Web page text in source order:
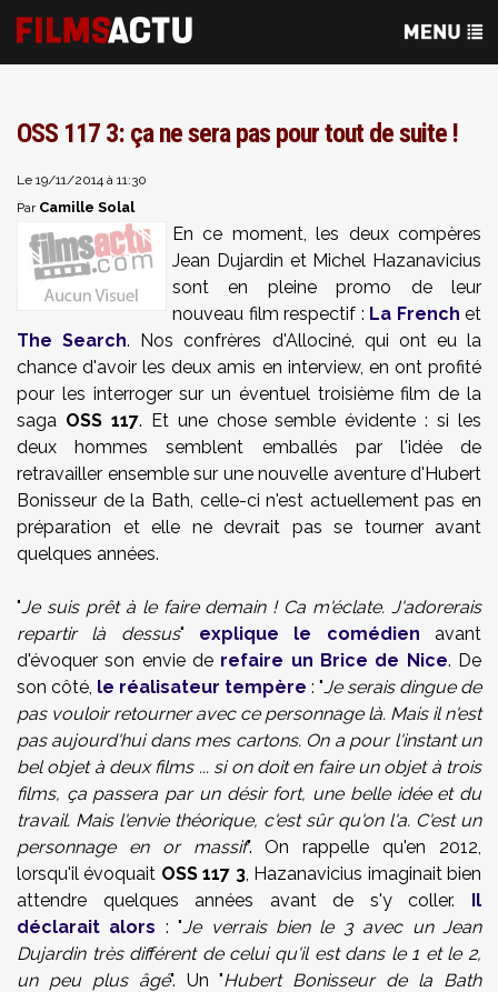
OSS 117 3: ça ne sera pas pour tout de suite !
Le 19/11/2014 à 11:30
Par Camille Solal
En ce moment, les deux compères
Jean Dujardin et Michel Hazanavicius
sont en pleine promo de leur
nouveau film respectif : La French et
The Search. Nos confrères d'Allociné, qui ont eu la
chance d'avoir les deux amis en interview, en ont profité
pour les interroger sur un éventuel troisième film de la
saga OSS 117. Et une chose semble évidente : si les
deux hommes semblent emballés par l'idée de
retravailler ensemble sur une nouvelle aventure d'Hubert
Bonisseur de la Bath, celle-ci n'est actuellement pas en
préparation et elle ne devrait pas se tourner avant
quelques années.
"Je suis prêt à le faire demain ! Ca m'éclate. J'adorerais
repartir là dessus" explique le comédienavant
d'évoquer son envie de refaire un Brice de Nice. De
son côté, le réalisateur tempère : "Je serais dingue de
pas vouloir retourner avec ce personnage là. Mais il n'est
pas aujourd'hui dans mes cartons. On a pour l'instant un
bel objet à deux films ... si on doit en faire un objet à trois
films, ça passera par un désir fort, une belle idée et du
travail. Mais l'envie théorique, c'est sûr qu'on l'a. C'est un
personnage en or massif". On rappelle qu'en 2012,
lorsqu'il évoquait OSS 117 3, Hazanavicius imaginait bien
attendre quelques années avant de s'y coller. Il
déclarait alors : "Je verrais bien le 3 avec un Jean
Dujardin très différent de celui qu'il est dans le 1 et le 2,
un peu plus âgé". Un "Hubert Bonisseur de la Bath